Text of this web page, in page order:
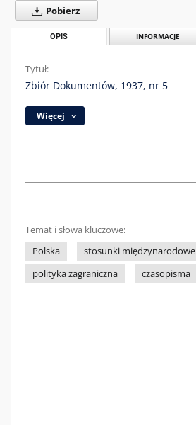
Pobierz
OPIS INFORMACJE
Tytuł:
Zbiór Dokumentów, 1937, nr 5
Więcej
Temat i słowa kluczowe:
Polska
stosunki międzynarodowe
polityka zagraniczna
czasopisma